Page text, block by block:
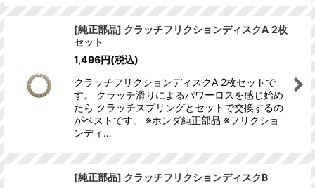
[純正部品] クラッチフリクションディスクA 2枚
セット
1,496円(税込)
クラッチフリクションディスクA 2枚セットで
す。 クラッチ滑りによるパワーロスを感じ始め
たら クラッチスプリングとセットで交換するの
がベストです。 ※ホンダ純正部品 ※フリクショ
ンディ…
[純正部品] クラッチフリクションディスクB